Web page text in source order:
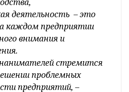
деятельность – это
каждом предприятии
внимания и
стремится
проблемных
предприятий, –